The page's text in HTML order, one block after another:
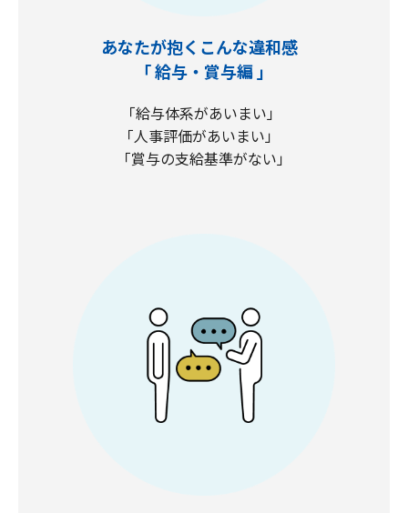
あなたが抱くこんな違和感
「 給与・賞与編 」
「給与体系があいまい」
「人事評価があいまい」
「賞与の支給基準がない」